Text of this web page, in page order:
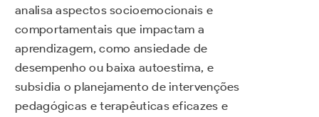
analisa aspectos socioemocionais e
comportamentais que impactam a
aprendizagem, como ansiedade de
desempenho ou baixa autoestima, e
subsidia o planejamento de intervenções
pedagógicas e terapêuticas eficazes e